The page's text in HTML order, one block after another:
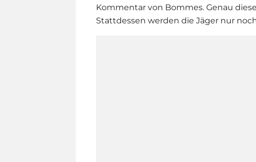
Kommentar von Bommes. Genau
Stattdessen werden die Jäger nur